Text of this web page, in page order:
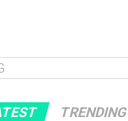
TRENDING